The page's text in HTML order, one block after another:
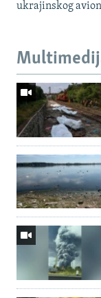
ukrajinskog